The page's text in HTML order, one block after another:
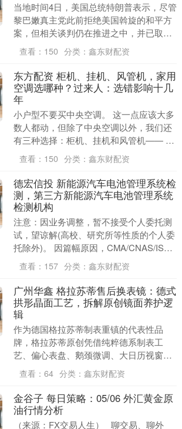
当地时间4日，美国总统特朗普表示，尽管
黎巴嫩真主党此前拒绝美国斡旋的和平方
案，但相关谈判仍在推进之中，并已取得
一定进展。 特朗普表示，黎巴嫩局势与伊
朗问题相互关....
查看： 150 分类： 鑫东财配资
东方配资 柜机、挂机、风管机，家用
空调选哪种？过来人：选错影响十几
年
小户型不要买中央空调。 这一点应该大多
数人都动，但除了中央空调以外，我们还
有三种选择：柜机、挂机和风管机—— •
都是空调，该选哪一种呢？ 作为三种空调
都用过的“....
查看： 150 分类： 鑫东财配资
德宏信投 新能源汽车电池管理系统检
测，第三方新能源汽车电池管理系统
检测机构
注意：因业务调整，暂不接受个人委托测
试，望谅解(高校、研究所等性质的个人委
托除外)。 因篇幅原因，CMA/CNAS/ISO
证书以及未列出的项目/样品，请咨询在
线....
查看： 157 分类： 鑫东财配资
广州华鑫 格拉苏蒂售后换表镜：德式
拱形晶面工艺，拆解原创镜面养护逻
辑
作为德国格拉苏蒂制表重镇的代表性品
牌，格拉苏蒂原创凭借纯粹德系制表工
艺、偏心表盘、鹅颈微调、大日历视窗等
经典设计，在高端正装腕表领域占据独特
地位。相比于浮夸的装....
查看： 64 分类： 鑫东财配资
金谷子 每日策略：05/06 外汇黄金原
油行情分析
（来源：FX交易人生） 聊交易、聊外